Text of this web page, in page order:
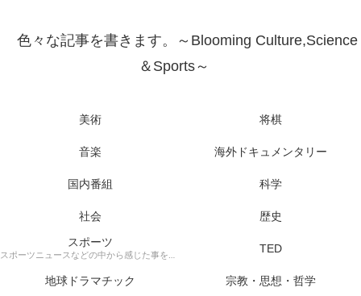
色々な記事を書きます。～Blooming Culture,Science
＆Sports～
美術 将棋
音楽 海外ドキュメンタリー
国内番組 科学
社会
歴史
スポーツ
スポーツニュースなどの中から感じた事を書きます。 TED
地球ドラマチック 宗教・思想・哲学